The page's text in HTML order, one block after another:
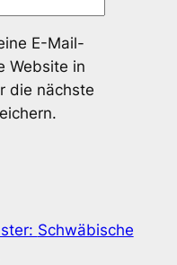
E-Mail-
Website in
die nächste
Schwäbische